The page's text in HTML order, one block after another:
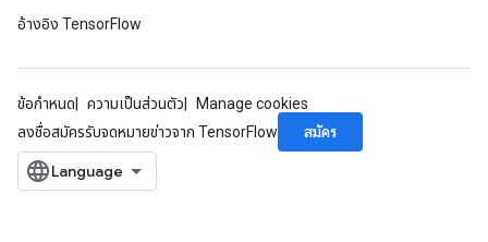
อ้างอิง TensorFlow
ข้อกำหนด ความเป็นส่วนตัว
Manage cookies
ลงชื่อสมัครรับจดหมายข่าวจาก TensorFlow
สมัคร